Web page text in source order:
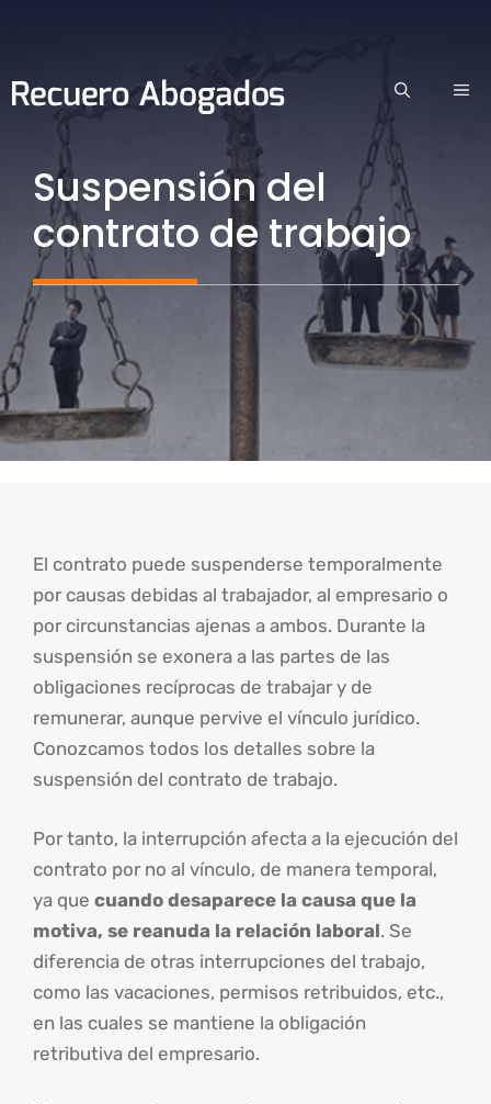
contenido
Suspensión del
contrato de trabajo
El contrato puede suspenderse temporalmente
por causas debidas al trabajador, al empresario o
por circunstancias ajenas a ambos. Durante la
suspensión se exonera a las partes de las
obligaciones recíprocas de trabajar y de
remunerar, aunque pervive el vínculo jurídico.
Conozcamos todos los detalles sobre la
suspensión del contrato de trabajo.
Por tanto, la interrupción afecta a la ejecución del
contrato por no al vínculo, de manera temporal,
ya que cuando desaparece la causa que la
motiva, se reanuda la relación laboral. Se
diferencia de otras interrupciones del trabajo,
como las vacaciones, permisos retribuidos, etc.,
en las cuales se mantiene la obligación
retributiva del empresario.